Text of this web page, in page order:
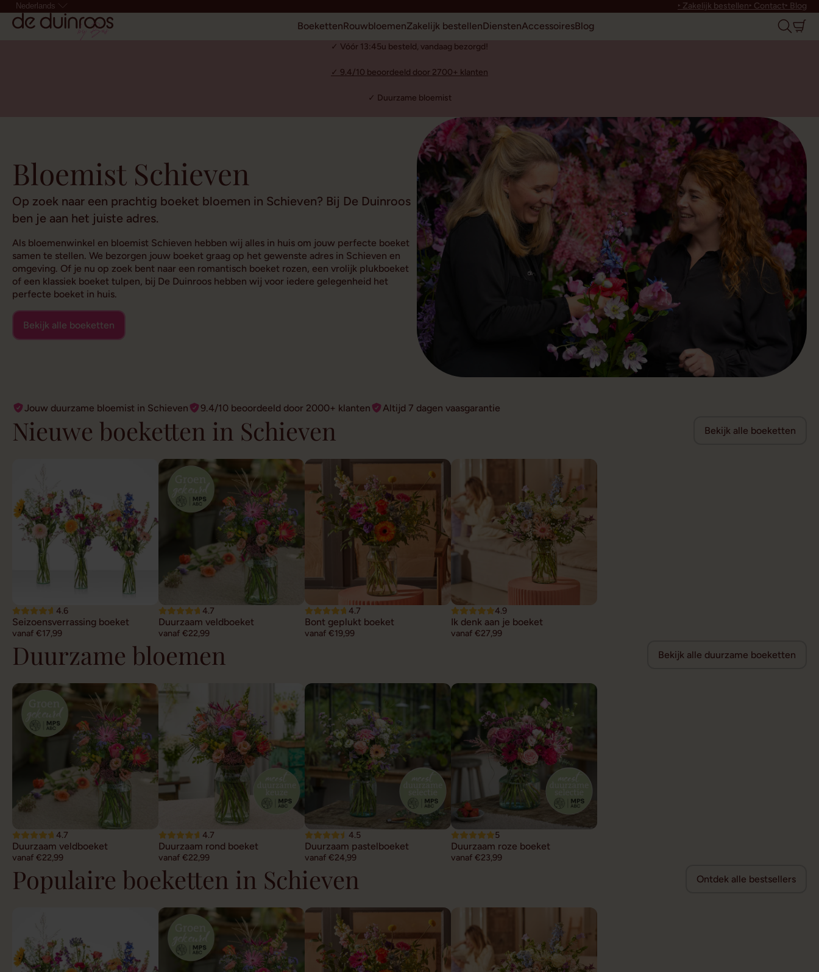
Nederlands ‣ Zakelijk bestellen‣ Contact‣ Blog
BoekettenRouwbloemenZakelijk bestellenDienstenAccessoiresBlog
✓ Vóór 13:45u besteld, vandaag bezorgd!
✓ 9.4/10 beoordeeld door 2700+ klanten
✓ Duurzame bloemist
Bloemist Schieven
Op zoek naar een prachtig boeket bloemen in Schieven? Bij De Duinroos
ben je aan het juiste adres.
Als bloemenwinkel en bloemist Schieven hebben wij alles in huis om jouw perfecte boeket
samen te stellen. We bezorgen jouw boeket graag op het gewenste adres in Schieven en
omgeving. Of je nu op zoek bent naar een romantisch boeket rozen, een vrolijk plukboeket
of een klassiek boeket tulpen, bij De Duinroos hebben wij voor iedere gelegenheid het
perfecte boeket in huis.
Bekijk alle boeketten
Jouw duurzame bloemist in Schieven 9.4/10 beoordeeld door 2000+ klanten Altijd 7 dagen vaasgarantie
Nieuwe boeketten in Schieven Bekijk alle boeketten
4.6
Seizoensverrassing boeket
vanaf €17,99
4.7
Duurzaam veldboeket
vanaf €22,99
4.7
Bont geplukt boeket
vanaf €19,99
4.9
Ik denk aan je boeket
vanaf €27,99
Duurzame bloemen Bekijk alle duurzame boeketten
4.7
Duurzaam veldboeket
vanaf €22,99
4.7
Duurzaam rond boeket
vanaf €22,99
4.5
Duurzaam pastelboeket
vanaf €24,99
5
Duurzaam roze boeket
vanaf €23,99
Populaire boeketten in Schieven Ontdek alle bestsellers